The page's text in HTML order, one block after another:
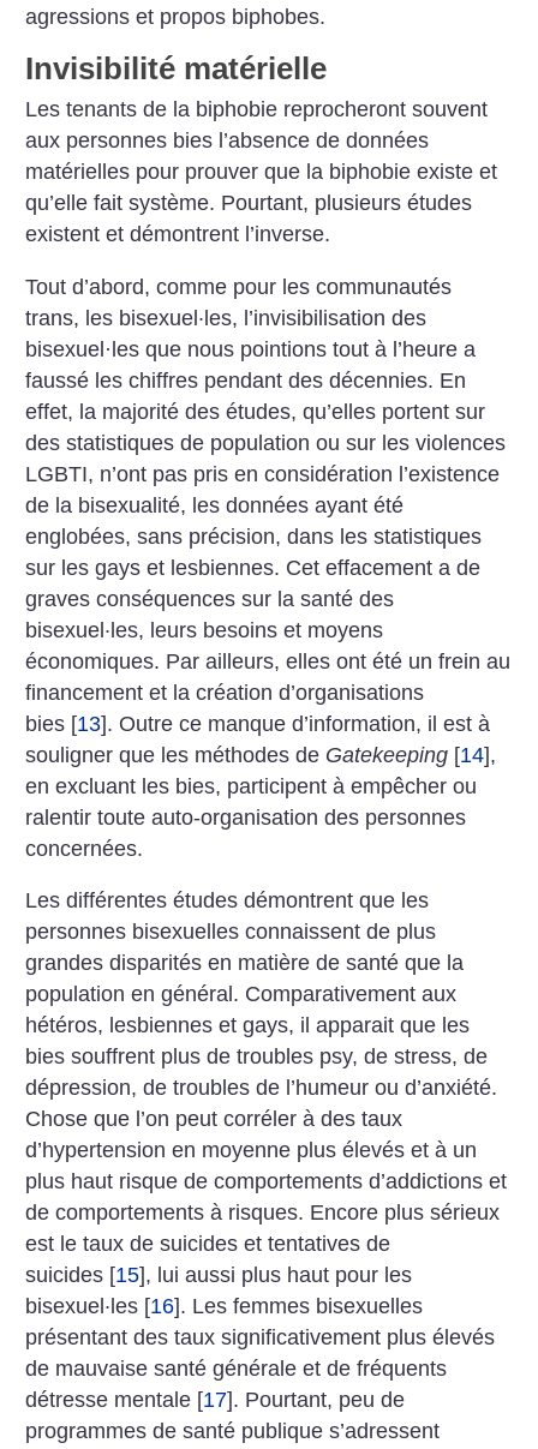
agressions et propos biphobes.
Invisibilité matérielle
Les tenants de la biphobie reprocheront souvent
aux personnes bies l’absence de données
matérielles pour prouver que la biphobie existe et
qu’elle fait système. Pourtant, plusieurs études
existent et démontrent l’inverse.
Tout d’abord, comme pour les communautés
trans, les bisexuel·les, l’invisibilisation des
bisexuel·les que nous pointions tout à l’heure a
faussé les chiffres pendant des décennies. En
effet, la majorité des études, qu’elles portent sur
des statistiques de population ou sur les violences
LGBTI, n’ont pas pris en considération l’existence
de la bisexualité, les données ayant été
englobées, sans précision, dans les statistiques
sur les gays et lesbiennes. Cet effacement a de
graves conséquences sur la santé des
bisexuel·les, leurs besoins et moyens
économiques. Par ailleurs, elles ont été un frein au
financement et la création d’organisations
bies [13]. Outre ce manque d’information, il est à
souligner que les méthodes de Gatekeeping [14],
en excluant les bies, participent à empêcher ou
ralentir toute auto-organisation des personnes
concernées.
Les différentes études démontrent que les
personnes bisexuelles connaissent de plus
grandes disparités en matière de santé que la
population en général. Comparativement aux
hétéros, lesbiennes et gays, il apparait que les
bies souffrent plus de troubles psy, de stress, de
dépression, de troubles de l’humeur ou d’anxiété.
Chose que l’on peut corréler à des taux
d’hypertension en moyenne plus élevés et à un
plus haut risque de comportements d’addictions et
de comportements à risques. Encore plus sérieux
est le taux de suicides et tentatives de
suicides [15], lui aussi plus haut pour les
bisexuel·les [16]. Les femmes bisexuelles
présentant des taux significativement plus élevés
de mauvaise santé générale et de fréquents
détresse mentale [17]. Pourtant, peu de
programmes de santé publique s’adressent